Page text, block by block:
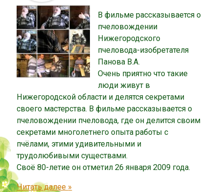
В фильме рассказывается о
пчеловождении
Нижегородского
пчеловода-изобретателя
Панова В.А.
Очень приятно что такие
люди живут в
Нижегородской области и делятся секретами
своего мастерства. В фильме рассказывается о
пчеловождении пчеловода, где он делится своим
секретами многолетнего опыта работы с
пчёлами, этими удивительными и
трудолюбивыми существами.
Своё 80-летие он отметил 26 января 2009 года.
Читать далее »